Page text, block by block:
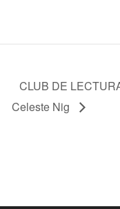
CLUB DE
Celeste Nig